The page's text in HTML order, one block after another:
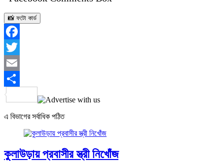
📸 ফটো কার্ড
Facebook
Twitter
Email
Share
এ বিভাগের সর্বাধিক পঠিত
কুলাউড়ায় প্রবাসীর স্ত্রী নিখোঁজ